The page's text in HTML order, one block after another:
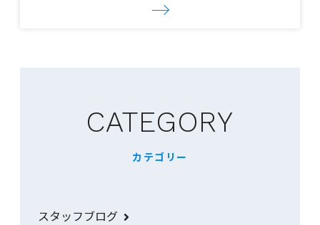
CATEGORY
カテゴリー
スタッフブログ